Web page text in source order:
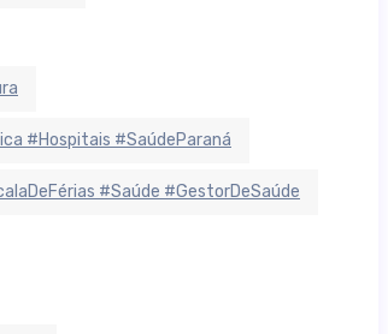
#Hospitais #SaúdeParaná
#Saúde #GestorDeSaúde